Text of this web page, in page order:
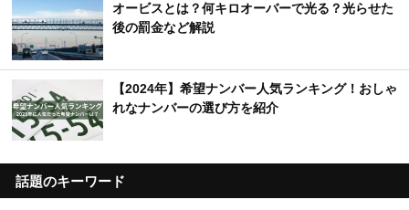
オービスとは？何キロオーバーで光る？光らせた
後の罰金など解説
【2024年】希望ナンバー人気ランキング！おしゃ
れなナンバーの選び方を紹介
話題のキーワード